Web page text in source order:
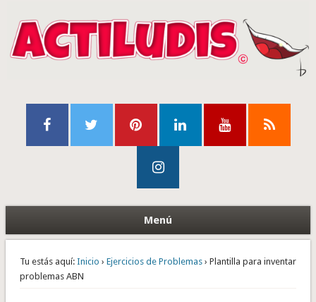
Menú
Tu estás aquí: Inicio › Ejercicios de Problemas› Plantilla para inventar
problemas ABN